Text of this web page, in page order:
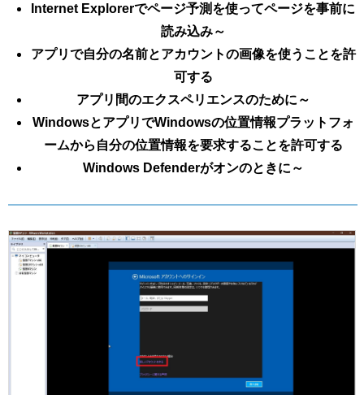
Internet Explorerでページ予測を使ってページを事前に
読み込み～
アプリで自分の名前とアカウントの画像を使うことを許
可する
アプリ間のエクスペリエンスのために～
WindowsとアプリでWindowsの位置情報プラットフォ
ームから自分の位置情報を要求することを許可する
Windows Defenderがオンのときに～